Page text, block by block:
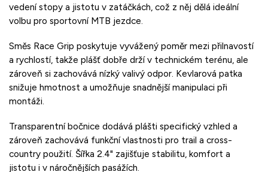
vedení stopy a jistotu v zatáčkách, což z něj dělá ideální
volbu pro sportovní MTB jezdce.
Směs Race Grip poskytuje vyvážený poměr mezi přilnavostí
a rychlostí, takže plášť dobře drží v technickém terénu, ale
zároveň si zachovává nízký valivý odpor. Kevlarová patka
snižuje hmotnost a umožňuje snadnější manipulaci při
montáži.
Transparentní bočnice dodává plášti specifický vzhled a
zároveň zachovává funkční vlastnosti pro trail a cross-
country použití. Šířka 2.4" zajišťuje stabilitu, komfort a
jistotu i v náročnějších pasážích.